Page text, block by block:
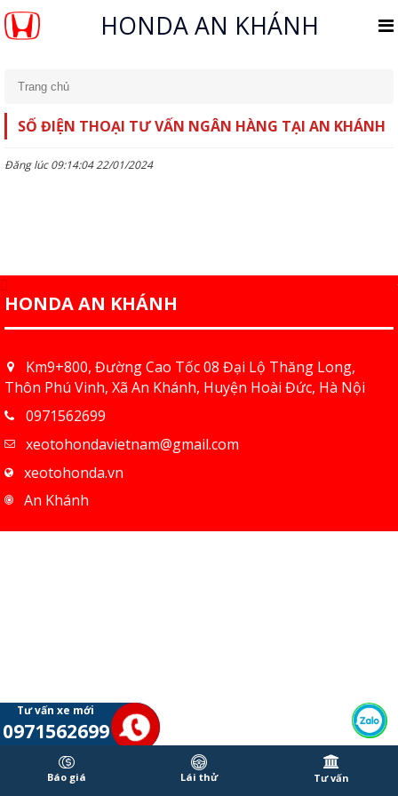
HONDA AN KHÁNH
Trang chủ
SỐ ĐIỆN THOẠI TƯ VẤN NGÂN HÀNG TẠI AN KHÁNH
Đăng lúc 09:14:04 22/01/2024
HONDA AN KHÁNH
Km9+800, Đường Cao Tốc 08 Đại Lộ Thăng Long,
Thôn Phú Vinh, Xã An Khánh, Huyện Hoài Đức, Hà Nội
0971562699
xeotohondavietnam@gmail.com
xeotohonda.vn
An Khánh
Tư vấn xe mới
0971562699
Báo giá Lái thử Tư vấn